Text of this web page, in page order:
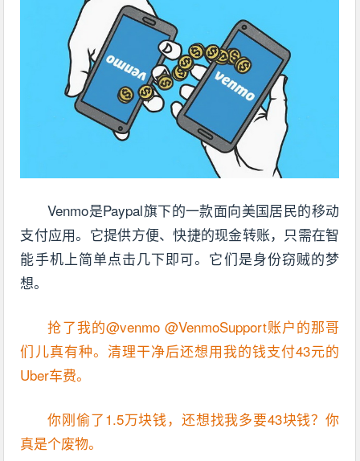
Venmo是Paypal旗下的一款面向美国居民的移动
支付应用。它提供方便、快捷的现金转账，只需在智
能手机上简单点击几下即可。它们是身份窃贼的梦
想。
抢了我的@venmo @VenmoSupport账户的那哥
们儿真有种。清理干净后还想用我的钱支付43元的
Uber车费。
你刚偷了1.5万块钱，还想找我多要43块钱？你
真是个废物。